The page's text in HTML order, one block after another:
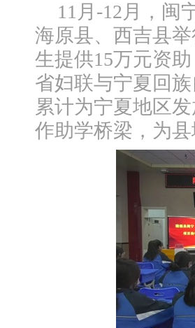
11月-12月，闽
海原县、西吉县
生提供15万元资
省妇联与宁夏回
累计为宁夏地区
作助学桥梁，为